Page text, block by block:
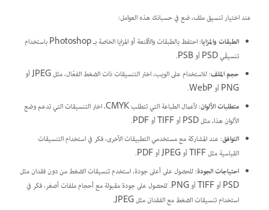
عند اختيار تنسيق ملف، ضع في حسبانك هذه العوامل:
الطبقات والمزايا
: احتفظ بالطبقات والأقنعة أو المزايا الخاصة بـ Photoshop باستخدام
تنسيقَي PSD أو PSB.
حجم الملف
: للاستخدام على الويب، اختر التنسيقات ذات الضغط الفعّال، مثل JPEG أو
PNG أو WebP.
متطلبات الألوان
: لأعمال الطباعة التي تتطلب CMYK، اختر التنسيقات التي تدعم وضع
الألوان هذا، مثل PSD أو TIFF أو PDF.
التوافق: عند المشاركة مع مستخدمي التطبيقات الأخرى، فكر في استخدام التنسيقات
القياسية مثل TIFF أو JPEG أو PDF.
احتياجات الجودة: للحصول على أعلى جودة، استخدم تنسيقات الضغط من دون فقدان مثل
PSD أو TIFF أو PNG. للحصول على جودة مقبولة مع أحجام ملفات أصغر، فكر في
استخدام تنسيقات الضغط مع الفقدان مثل JPEG.